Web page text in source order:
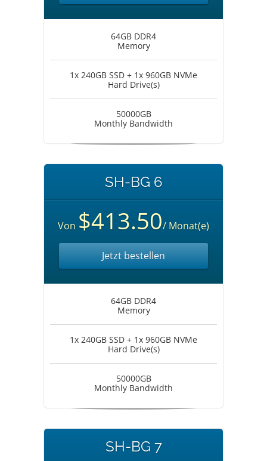
64GB DDR4
Memory
1x 240GB SSD + 1x 960GB NVMe
Hard Drive(s)
50000GB
Monthly Bandwidth
SH-BG 6
Von $413.50/ Monat(e)
Jetzt bestellen
64GB DDR4
Memory
1x 240GB SSD + 1x 960GB NVMe
Hard Drive(s)
50000GB
Monthly Bandwidth
SH-BG 7